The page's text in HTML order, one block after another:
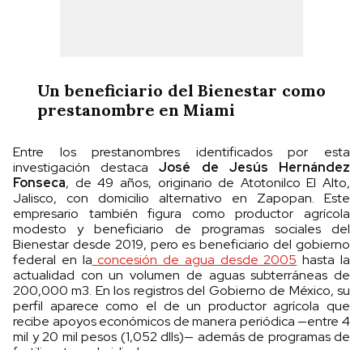
Un beneficiario del Bienestar como
prestanombre en Miami
Entre los prestanombres identificados por esta
investigación destacaJosé de Jesús Hernández
Fonseca, de 49 años, originario de Atotonilco El Alto,
Jalisco, con domicilio alternativo en Zapopan. Este
empresario también figura como productor agrícola
modesto y beneficiario de programas sociales del
Bienestar desde 2019, pero es beneficiario del gobierno
federal en la concesión de agua desde 2005 hasta la
actualidad con un volumen de aguas subterráneas de
200,000 m3. En los registros del Gobierno de México, su
perfil aparece como el de un productor agrícola que
recibe apoyos económicos de manera periódica —entre 4
mil y 20 mil pesos (1,052 dlls)— además de programas de